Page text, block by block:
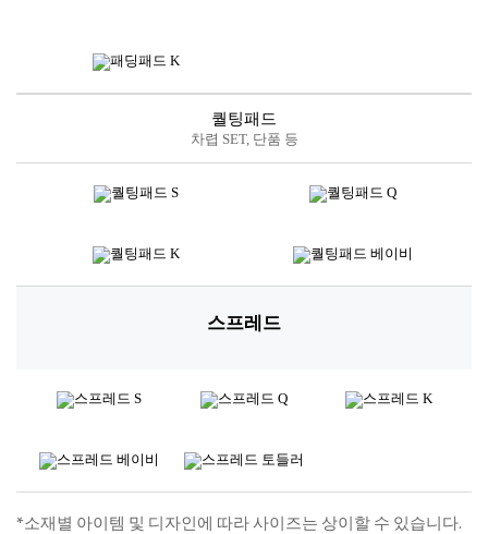
퀄팅패드
차렵 SET, 단품 등
스프레드
*소재별 아이템 및 디자인에 따라 사이즈는 상이할 수 있습니다.